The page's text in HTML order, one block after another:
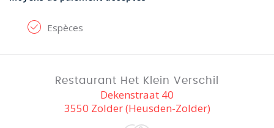
Espèces
Restaurant Het Klein Verschil
Dekenstraat 40
3550 Zolder (Heusden-Zolder)